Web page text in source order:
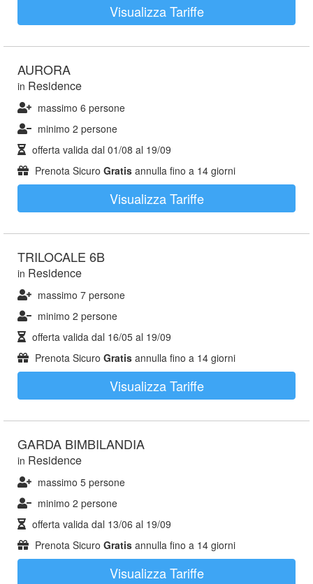
Visualizza Tariffe
AURORA
in Residence
massimo 6 persone
minimo 2 persone
offerta valida dal 01/08 al 19/09
Prenota Sicuro Gratis annulla fino a 14 giorni
Visualizza Tariffe
TRILOCALE 6B
in Residence
massimo 7 persone
minimo 2 persone
offerta valida dal 16/05 al 19/09
Prenota Sicuro Gratis annulla fino a 14 giorni
Visualizza Tariffe
GARDA BIMBILANDIA
in Residence
massimo 5 persone
minimo 2 persone
offerta valida dal 13/06 al 19/09
Prenota Sicuro Gratis annulla fino a 14 giorni
Visualizza Tariffe